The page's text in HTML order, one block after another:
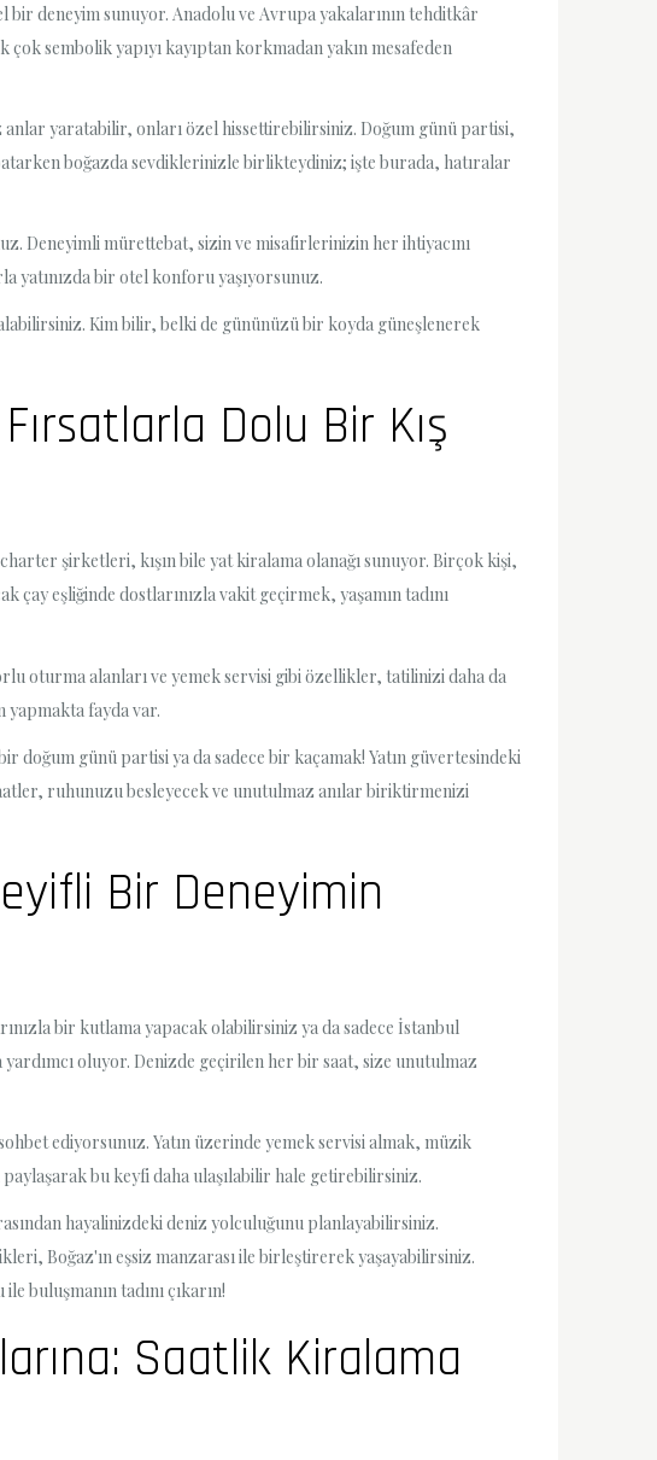
bir deneyim sunuyor. Anadolu ve Avrupa yakalarının tehditkâr
sembolik yapıyı kayıptan korkmadan yakın mesafeden
anlar yaratabilir, onları özel hissettirebilirsiniz. Doğum günü partisi,
boğazda sevdiklerinizle birlikteydiniz; işte burada, hatıralar
Deneyimli mürettebat, sizin ve misafirlerinizin her ihtiyacını
yatınızda bir otel konforu yaşıyorsunuz.
Kim bilir, belki de gününüzü bir koyda güneşlenerek
Dolu Bir Kış
şirketleri, kışın bile yat kiralama olanağı sunuyor. Birçok kişi,
eşliğinde dostlarınızla vakit geçirmek, yaşamın tadını
oturma alanları ve yemek servisi gibi özellikler, tatilinizi daha da
fayda var.
doğum günü partisi ya da sadece bir kaçamak! Yatın güvertesindeki
ruhunuzu besleyecek ve unutulmaz anılar biriktirmenizi
Bir Deneyimin
bir kutlama yapacak olabilirsiniz ya da sadece İstanbul
yardımcı oluyor. Denizde geçirilen her bir saat, size unutulmaz
ediyorsunuz. Yatın üzerinde yemek servisi almak, müzik
bu keyfi daha ulaşılabilir hale getirebilirsiniz.
hayalinizdeki deniz yolculuğunu planlayabilirsiniz.
Boğaz'ın eşsiz manzarası ile birleştirerek yaşayabilirsiniz.
buluşmanın tadını çıkarın!
Saatlik Kiralama